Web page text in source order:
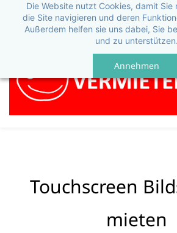
Die Website nutzt Cookies, damit Sie
die Site navigieren und deren
Außerdem helfen sie uns dabei, Sie
und zu unterstützen.
Annehmen
Touchscreen
mieten